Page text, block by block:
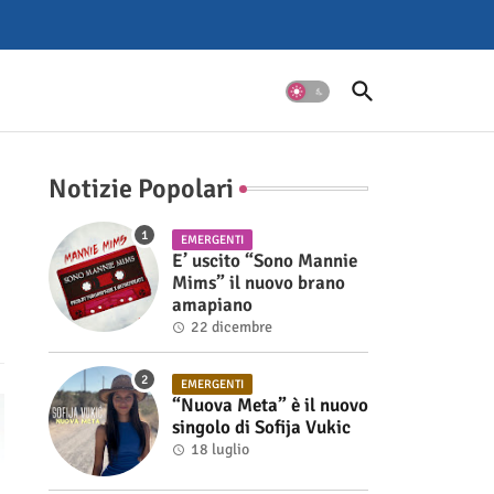
Notizie Popolari
EMERGENTI
E’ uscito “Sono Mannie
Mims” il nuovo brano
amapiano
22 dicembre
EMERGENTI
“Nuova Meta” è il nuovo
singolo di Sofija Vukic
18 luglio